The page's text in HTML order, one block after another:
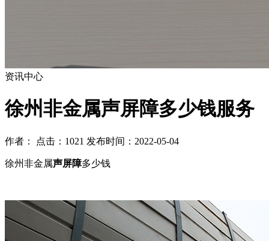
资讯中心
徐州非金属声屏障多少钱服务
作者： 点击：1021 发布时间：2022-05-04
徐州非金属声屏障多少钱